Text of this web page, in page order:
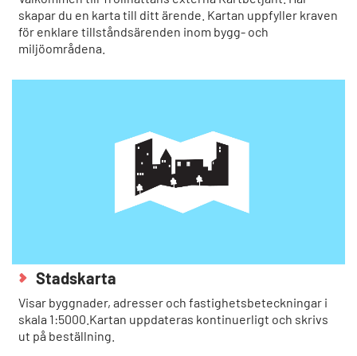
skapar du en karta till ditt ärende. Kartan uppfyller kraven
för enklare tillståndsärenden inom bygg- och
miljöområdena.
Stadskarta
Visar byggnader, adresser och fastighetsbeteckningar i
skala 1:5000.Kartan uppdateras kontinuerligt och skrivs
ut på beställning.